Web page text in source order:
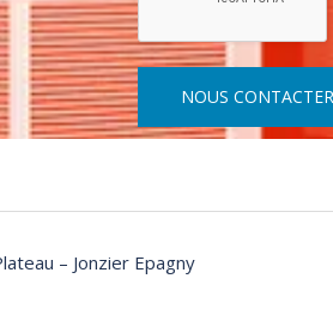
NOUS CONTACTER
– Jonzier Epagny